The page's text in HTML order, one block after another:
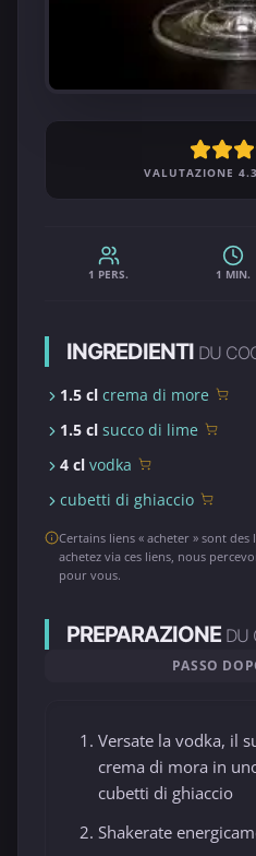
VALUTAZIONE
1 PERS. 1 MIN.
INGREDIENTI DU
1.5 cl crema di more
1.5 cl succo di lime
4 cl vodka
cubetti di ghiaccio
Certains liens « acheter » sont
achetez via ces liens, nous
pour vous.
PREPARAZIONE DU
PASSO
Versate la vodka, il
crema di mora in
cubetti di ghiaccio
Shakerate